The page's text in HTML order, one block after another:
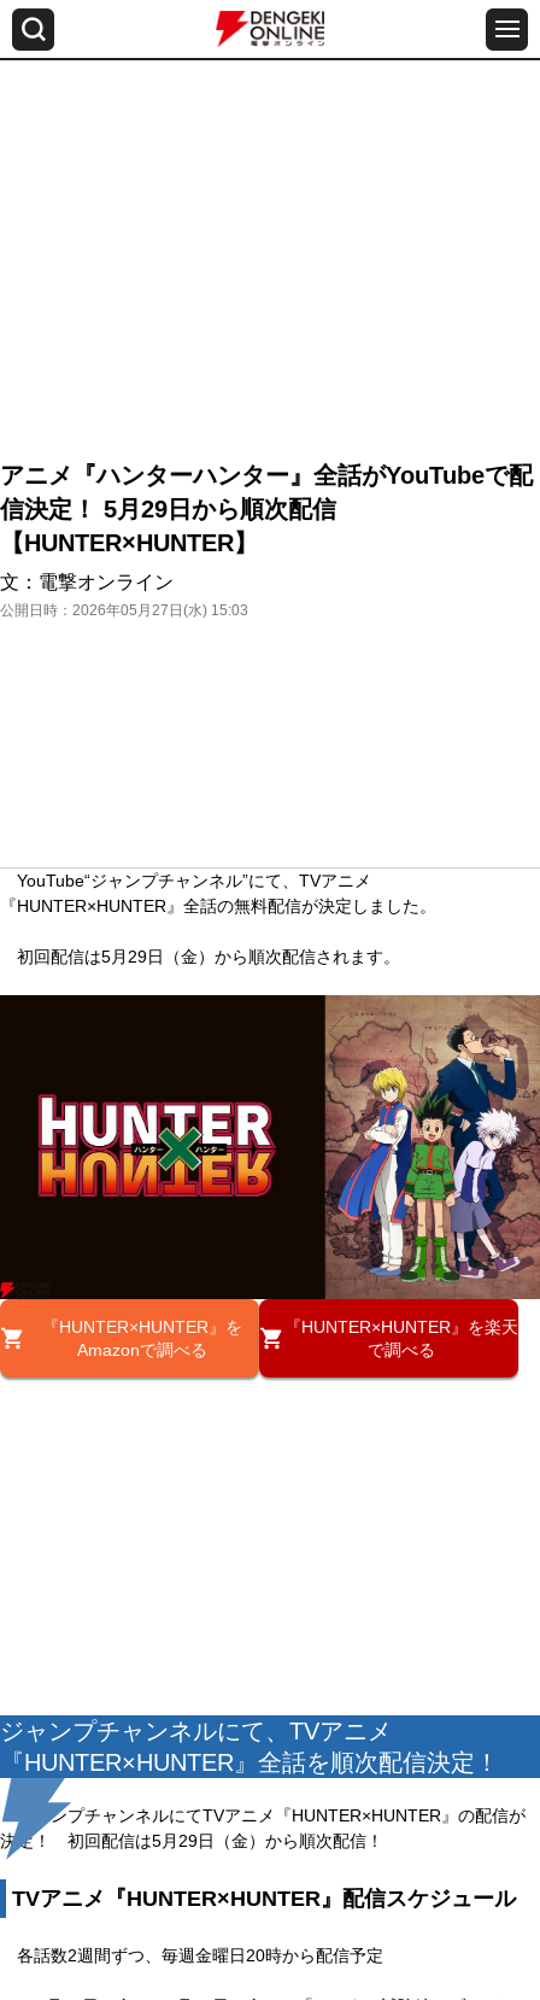
アニメ『ハンターハンター』全話がYouTubeで配
信決定！ 5月29日から順次配信
【HUNTER×HUNTER】
文： 電撃オンライン
公開日時： 2026年05月27日(水) 15:03
YouTube“ジャンプチャンネル”にて、TVアニメ
『HUNTER×HUNTER』全話の無料配信が決定しました。
初回配信は5月29日（金）から順次配信されます。
『HUNTER×HUNTER』を
Amazonで調べる
『HUNTER×HUNTER』を楽天
で調べる
ジャンプチャンネルにて、TVアニメ
『HUNTER×HUNTER』全話を順次配信決定！
ジャンプチャンネルにてTVアニメ『HUNTER×HUNTER』の配信が
決定！ 初回配信は5月29日（金）から順次配信！
TVアニメ『HUNTER×HUNTER』配信スケジュール
各話数2週間ずつ、毎週金曜日20時から配信予定